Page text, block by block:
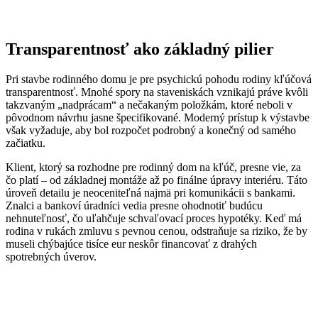
Transparentnosť ako základný pilier
Pri stavbe rodinného domu je pre psychickú pohodu rodiny kľúčová
transparentnosť. Mnohé spory na staveniskách vznikajú práve kvôli
takzvaným „nadprácam“ a nečakaným položkám, ktoré neboli v
pôvodnom návrhu jasne špecifikované. Moderný prístup k výstavbe
však vyžaduje, aby bol rozpočet podrobný a konečný od samého
začiatku.
Klient, ktorý sa rozhodne pre rodinný dom na kľúč, presne vie, za
čo platí – od základnej montáže až po finálne úpravy interiéru. Táto
úroveň detailu je neoceniteľná najmä pri komunikácii s bankami.
Znalci a bankoví úradníci vedia presne ohodnotiť budúcu
nehnuteľnosť, čo uľahčuje schvaľovací proces hypotéky. Keď má
rodina v rukách zmluvu s pevnou cenou, odstraňuje sa riziko, že by
museli chýbajúce tisíce eur neskôr financovať z drahých
spotrebných úverov.